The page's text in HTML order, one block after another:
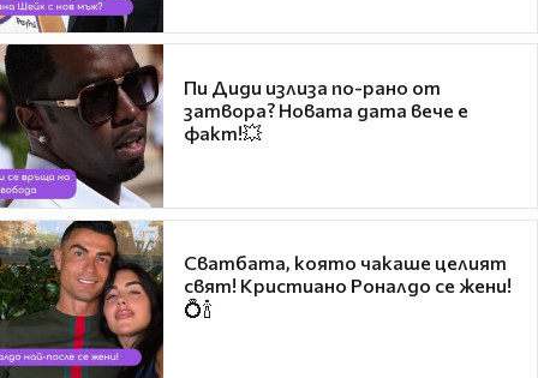
Пи Диди излиза по-рано от
затвора? Новата дата вече е
факт!💥
Сватбата, която чакаше целият
свят! Кристиано Роналдо се жени!
💍🍾